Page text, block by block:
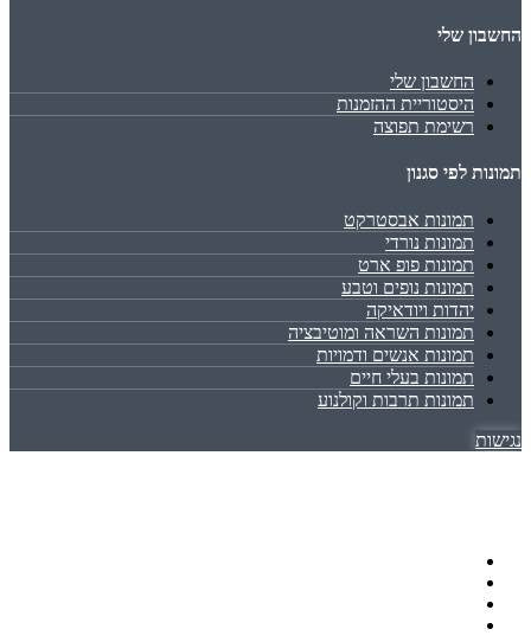
החשבון שלי
החשבון שלי
היסטוריית ההזמנות
רשימת תפוצה
תמונות לפי סגנון
תמונות אבסטרקט
תמונות נורדי
תמונות פופ ארט
תמונות נופים וטבע
יהדות ויודאיקה
תמונות השראה ומוטיבציה
תמונות אנשים ודמויות
תמונות בעלי חיים
תמונות תרבות וקולנוע
נגישות